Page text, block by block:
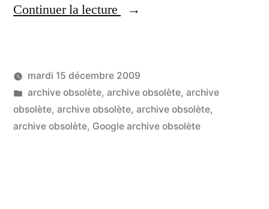
Continuer la lecture
« Techniques
pratiques
pour
écrire
Publié
par
LucL
mardi 15 décembre 2009
Publié
dans
archive obsolète, archive obsolète, archive
obsolète, archive obsolète, archive obsolète,
archive obsolète, Google archive obsolète